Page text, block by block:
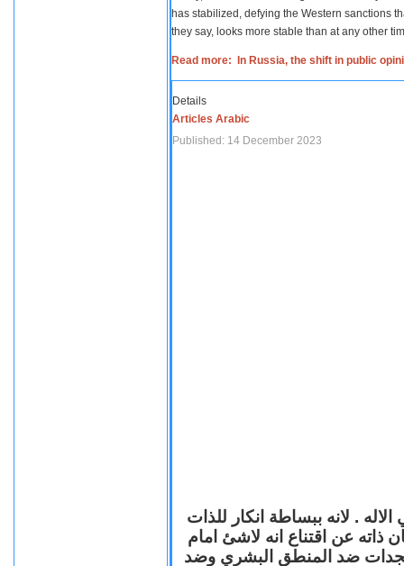
has stabilized, defying the Western sanctions
they say, looks more stable than at any other
Read more: In Russia, the shift in public
Details
Articles Arabic
Published: 14 December 2023
. لانه ببساطة انكار للذات
ذاته عن اقتناع انه لاشئ امام
ضد المنطق البشري وضد